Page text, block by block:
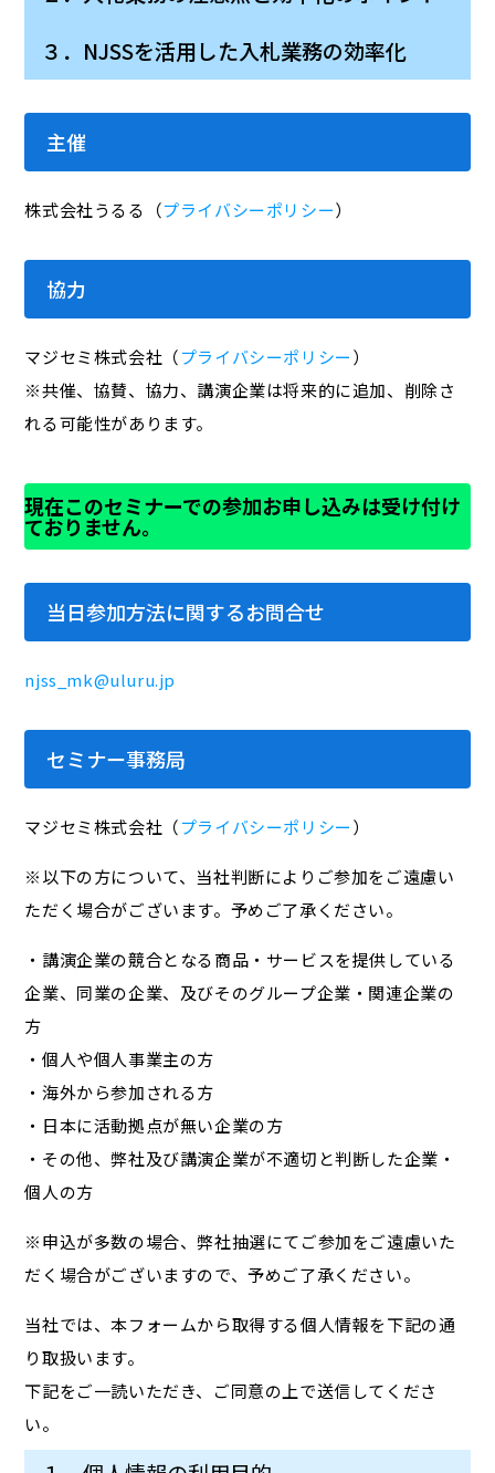
３．NJSSを活用した入札業務の効率化
主催
株式会社うるる（プライバシーポリシー）
協力
マジセミ株式会社（プライバシーポリシー）
※共催、協賛、協力、講演企業は将来的に追加、削除さ
れる可能性があります。
現在このセミナーでの参加お申し込みは受け付け
ておりません。
当日参加方法に関するお問合せ
njss_mk@uluru.jp
セミナー事務局
マジセミ株式会社（プライバシーポリシー）
※以下の方について、当社判断によりご参加をご遠慮い
ただく場合がございます。予めご了承ください。
・講演企業の競合となる商品・サービスを提供している
企業、同業の企業、及びそのグループ企業・関連企業の
方
・個人や個人事業主の方
・海外から参加される方
・日本に活動拠点が無い企業の方
・その他、弊社及び講演企業が不適切と判断した企業・
個人の方
※申込が多数の場合、弊社抽選にてご参加をご遠慮いた
だく場合がございますので、予めご了承ください。
当社では、本フォームから取得する個人情報を下記の通
り取扱います。
下記をご一読いただき、ご同意の上で送信してくださ
い。